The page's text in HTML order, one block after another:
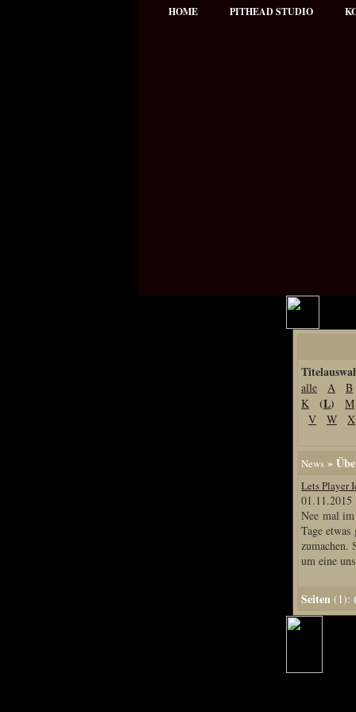
HOME PITHEAD STUDIO
alle A B
K
(L) M
V
W X
News »
Lets Player
Nee mal
Tage
zumachen.
um eine
Seiten (1):